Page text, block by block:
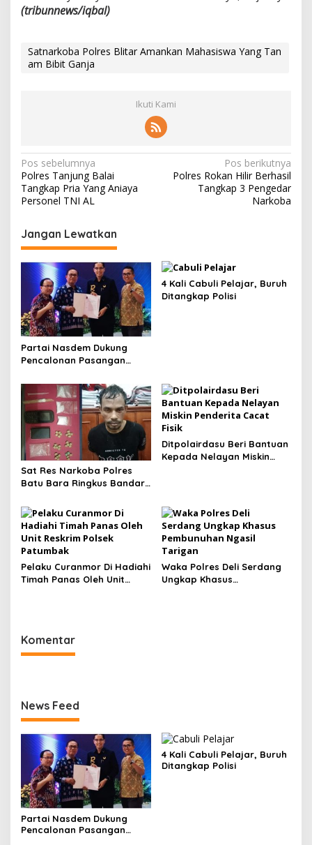
(tribunnews/iqbal)
Satnarkoba Polres Blitar Amankan Mahasiswa Yang Tan
am Bibit Ganja
Ikuti Kami
N
a
v
i
g
a
s
p
o
s
Pos sebelumnya
Polres Tanjung Balai
Tangkap Pria Yang Aniaya
Personel TNI AL
Pos berikutnya
Polres Rokan Hilir Berhasil
Tangkap 3 Pengedar
Narkoba
Jangan Lewatkan
Partai Nasdem Dukung
Pencalonan Pasangan
Nauli Menuju Salak Satu
4 Kali Cabuli Pelajar, Buruh
Ditangkap Polisi
Sat Res Narkoba Polres
Batu Bara Ringkus Bandar
Simalungun
Ditpolairdasu Beri Bantuan
Kepada Nelayan Miskin
Pelaku Curanmor Di Hadiahi
Timah Panas Oleh Unit
Waka Polres Deli Serdang
Ungkap Khasus
Komentar
News Feed
Partai Nasdem Dukung
Pencalonan Pasangan
4 Kali Cabuli Pelajar, Buruh
Ditangkap Polisi